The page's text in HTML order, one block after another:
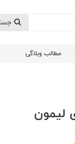
مطالب وبلاگی
لیمون